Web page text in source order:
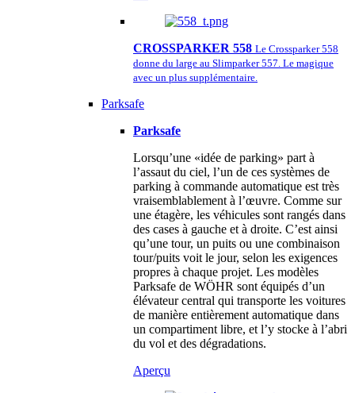
CROSSPARKER 558 Le Crossparker 558
donne du large au Slimparker 557. Le magique
avec un plus supplémentaire.
Parksafe
Parksafe
Lorsqu’une «idée de parking» part à
l’assaut du ciel, l’un de ces systèmes de
parking à commande automatique est très
vraisemblablement à l’œuvre. Comme sur
une étagère, les véhicules sont rangés dans
des cases à gauche et à droite. C’est ainsi
qu’une tour, un puits ou une combinaison
tour/puits voit le jour, selon les exigences
propres à chaque projet. Les modèles
Parksafe de WÖHR sont équipés d’un
élévateur central qui transporte les voitures
de manière entièrement automatique dans
un compartiment libre, et l’y stocke à l’abri
du vol et des dégradations.
Aperçu